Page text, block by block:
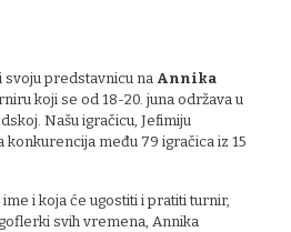
svoju predstavnicu na Annika
koji se od 18-20. juna održava u
Našu igračicu, Jefimiju
među 79 igračica iz 15
i koja će ugostiti i pratiti turnir,
svih vremena, Annika